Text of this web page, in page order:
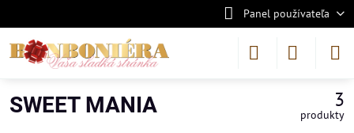
Panel používateľa
SWEET MANIA 3
produkty